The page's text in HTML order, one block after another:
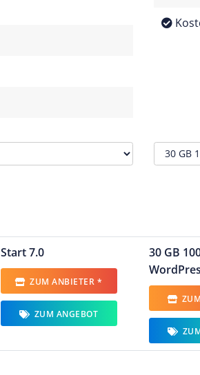
Start 7.0
ZUM ANBIETER *
ZUM ANGEBOT
30 GB